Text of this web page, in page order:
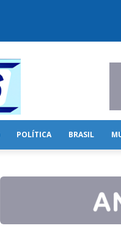
POLÍTICA BRASIL